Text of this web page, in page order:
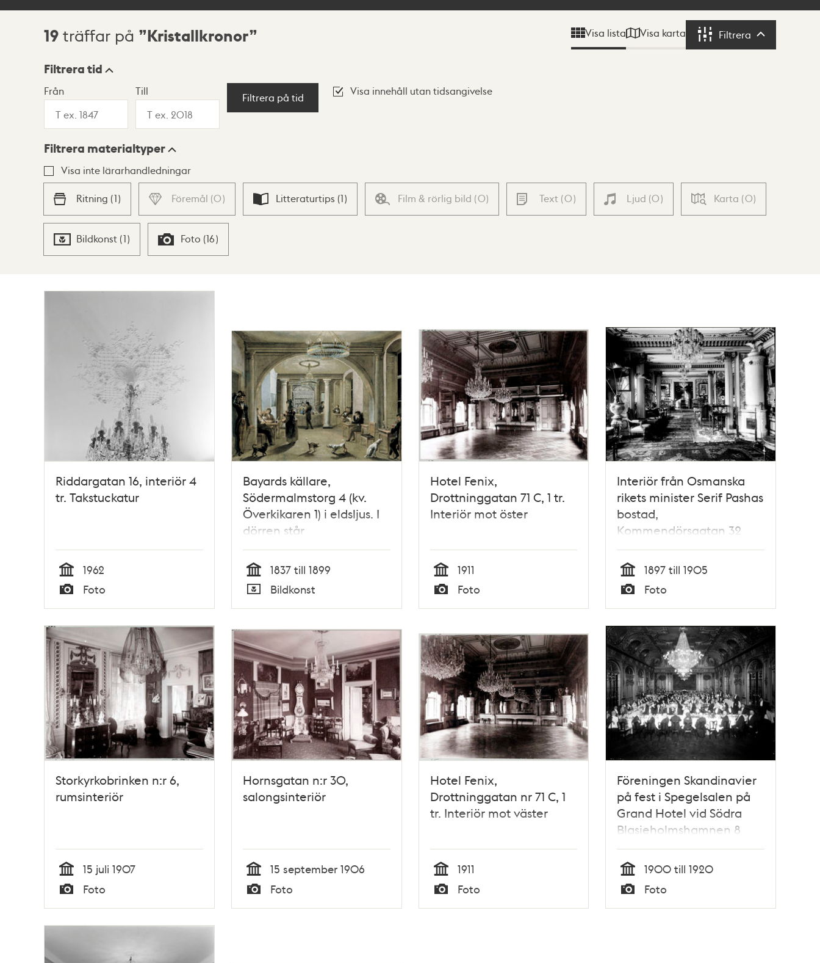
Sökresultat
19 träffar på Kristallkronor Visa lista Visa karta Filtrera Filtrera
Visningsläge
Lista Karta
Filtrera tid
Från Till
Filtrera på tid
Visa innehåll utan tidsangivelse
Filtrera materialtyper
Visa inte lärarhandledningar
Ritning (1) Föremål (0) Litteraturtips (1) Film & rörlig bild (0) Text (0) Ljud (0) Karta (0)
Bildkonst (1) Foto (16)
Riddargatan 16, interiör 4
tr. Takstuckatur
Tid
1962
Typ
Foto
Bayards källare,
Södermalmstorg 4 (kv.
Överkikaren 1) i eldsljus. I
dörren står
tobaksfabrikören Erik
Fohman.
Tid
1837 till 1899
Typ
Bildkonst
Hotel Fenix,
Drottninggatan 71 C, 1 tr.
Interiör mot öster
Tid
1911
Typ
Foto
Interiör från Osmanska
rikets minister Serif Pashas
bostad,
Kommendörsgatan 32
Tid
1897 till 1905
Typ
Foto
Storkyrkobrinken n:r 6,
rumsinteriör
Tid
15 juli 1907
Typ
Foto
Hornsgatan n:r 30,
salongsinteriör
Tid
15 september 1906
Typ
Foto
Hotel Fenix,
Drottninggatan nr 71 C, 1
tr. Interiör mot väster
Tid
1911
Typ
Foto
Föreningen Skandinavier
på fest i Spegelsalen på
Grand Hotel vid Södra
Blasieholmshamnen 8
Tid
1900 till 1920
Typ
Foto